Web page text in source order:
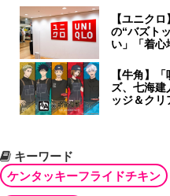
【ユニク
の“バズト
い」「着心
【牛角】
ズ、七海
ッジ＆クリ
キーワード
ケンタッキーフライドチキン